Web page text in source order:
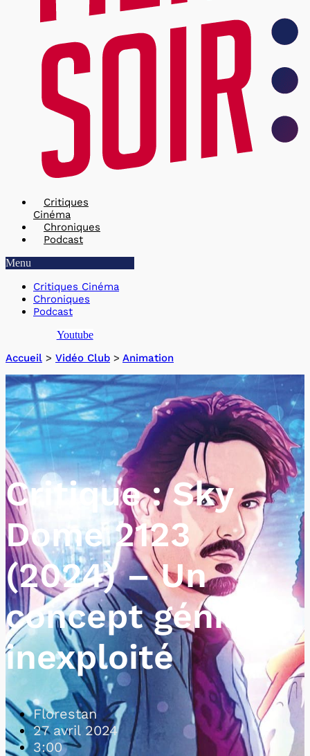
Critiques
Cinéma
Chroniques
Podcast
Menu
Critiques Cinéma
Chroniques
Podcast
Youtube
Accueil > Vidéo Club > Animation
Critique : Sky
Dome 2123
(2024) – Un
concept génial
inexploité
Florestan
27 avril 2024
3:00